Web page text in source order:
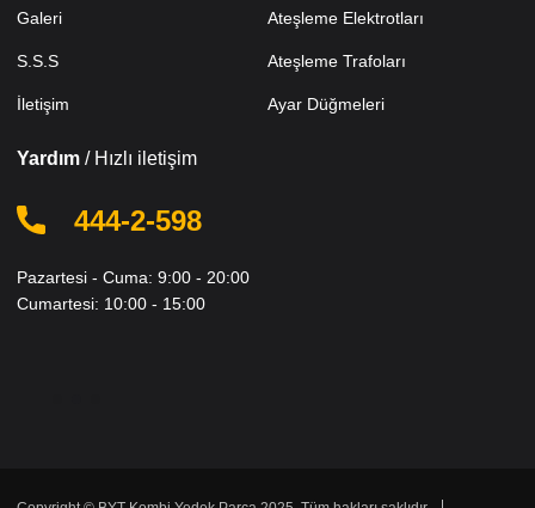
Galeri
S.S.S
İletişim
Ateşleme Elektrotları
Ateşleme Trafoları
Ayar Düğmeleri
Yardım / Hızlı iletişim
444-2-598
Pazartesi - Cuma: 9:00 - 20:00
Cumartesi: 10:00 - 15:00